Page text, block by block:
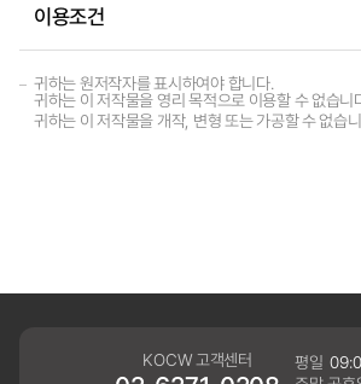
이용조건
귀하는 원저작자를 표시하여야 합니다.
귀하는 이 저작물을 영리 목적으로 이용할 수 없습니
귀하는 이 저작물을 개작, 변형 또는 가공할 수 없습
KOCW 고객센터 평일